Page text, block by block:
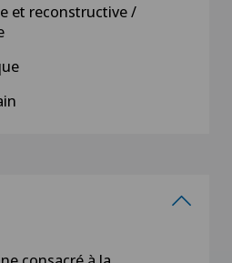
et reconstructive /